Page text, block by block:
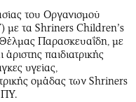
του Οργανισμού
με τα Shriners Children’s
Παρασκευαΐδη, με
παιδιατρικής
υγείας,
ομάδας των Shriners